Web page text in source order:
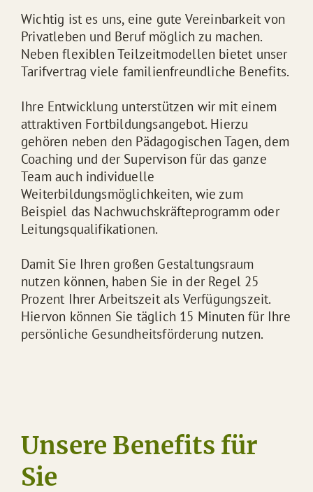
Wichtig ist es uns, eine gute Vereinbarkeit von
Privatleben und Beruf möglich zu machen.
Neben flexiblen Teilzeitmodellen bietet unser
Tarifvertrag viele familienfreundliche Benefits.
Ihre Entwicklung unterstützen wir mit einem
attraktiven Fortbildungsangebot. Hierzu
gehören neben den Pädagogischen Tagen, dem
Coaching und der Supervison für das ganze
Team auch individuelle
Weiterbildungsmöglichkeiten, wie zum
Beispiel das Nachwuchskräfteprogramm oder
Leitungsqualifikationen.
Damit Sie Ihren großen Gestaltungsraum
nutzen können, haben Sie in der Regel 25
Prozent Ihrer Arbeitszeit als Verfügungszeit.
Hiervon können Sie täglich 15 Minuten für Ihre
persönliche Gesundheitsförderung nutzen.
Unsere Benefits für
Sie